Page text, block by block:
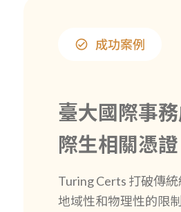
臺大國際事
際生相關憑證
Turing Certs 打破傳
地域性和物理性的限